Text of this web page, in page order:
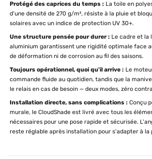
Protégé des caprices du temps : La toile en
d'une densité de 270 g/m², résiste à la pluie et
solaires avec un indice de protection UV 30+.
Une structure pensée pour durer : Le cadre et
aluminium garantissent une rigidité optimale face
de déformation ni de corrosion au fil des saisons.
Toujours opérationnel, quoi qu'il arrive : Le
commande fluide au quotidien, tandis que la
le relais en cas de besoin — deux modes, zéro
Installation directe, sans complications : Conçu
murale, le CloudShade est livré avec tous les
nécessaires pour une pose rapide et sécurisée.
reste réglable après installation pour s'adapter à la